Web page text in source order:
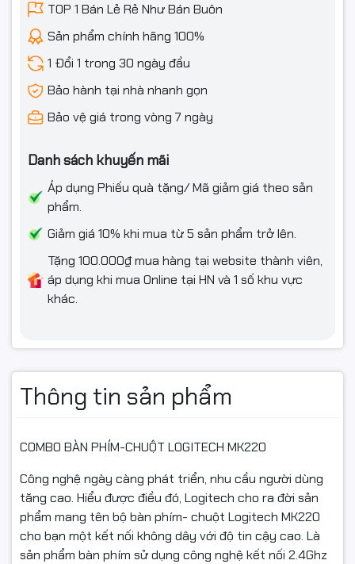
TOP 1 Bán Lẻ Rẻ Như Bán Buôn
Sản phẩm chính hãng 100%
1 Đổi 1 trong 30 ngày đầu
Bảo hành tại nhà nhanh gọn
Bảo vệ giá trong vòng 7 ngày
Danh sách khuyến mãi
Áp dụng Phiếu quà tặng/ Mã giảm giá theo sản
phẩm.
Giảm giá 10% khi mua từ 5 sản phẩm trở lên.
Tặng 100.000₫ mua hàng tại website thành viên,
áp dụng khi mua Online tại HN và 1 số khu vực
khác.
Thông tin sản phẩm
COMBO BÀN PHÍM-CHUỘT LOGITECH MK220
Công nghệ ngày càng phát triển, nhu cầu người dùng
tăng cao. Hiểu được điều đó, Logitech cho ra đời sản
phẩm mang tên bộ bàn phím- chuột Logitech MK220
cho bạn một kết nối không dây với độ tin cậy cao. Là
sản phẩm bàn phím sử dụng công nghệ kết nối 2.4Ghz